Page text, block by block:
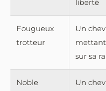
liberté
Fougueux
trotteur
Un
sur sa
Noble
Un